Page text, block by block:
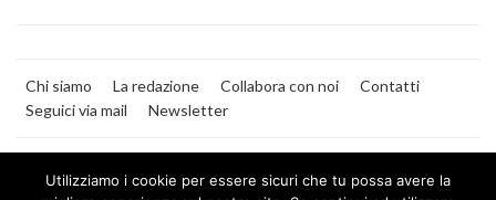
Chi siamo La redazione Collabora con noi
Contatti
Seguici via mail
Newsletter
Utilizziamo i cookie per essere sicuri che tu possa avere la